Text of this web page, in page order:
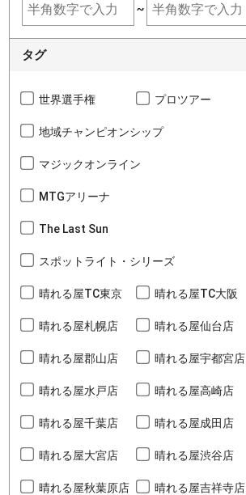
~
タグ
世界選手権 プロツアー
地域チャンピオンシップ
マジックオンライン
MTGアリーナ
The Last Sun
スポットライト・シリーズ
晴れる屋TC東京 晴れる屋TC大阪
晴れる屋札幌店 晴れる屋仙台店
晴れる屋郡山店 晴れる屋宇都宮店
晴れる屋水戸店 晴れる屋高崎店
晴れる屋千葉店 晴れる屋成田店
晴れる屋大宮店 晴れる屋渋谷店
晴れる屋秋葉原店 晴れる屋吉祥寺店